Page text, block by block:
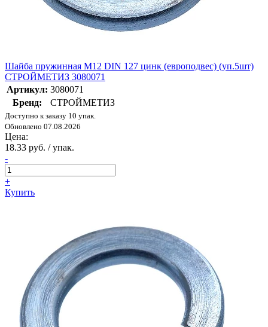
Шайба пружинная М12 DIN 127 цинк (европодвес) (уп.5шт)
СТРОЙМЕТИЗ 3080071
Артикул: 3080071
Бренд:
СТРОЙМЕТИЗ
Доступно к заказу 10 упак.
Обновлено 07.08.2026
Цена:
18.33 руб. / упак.
-
+
Купить